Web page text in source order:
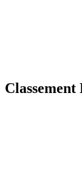
Classement